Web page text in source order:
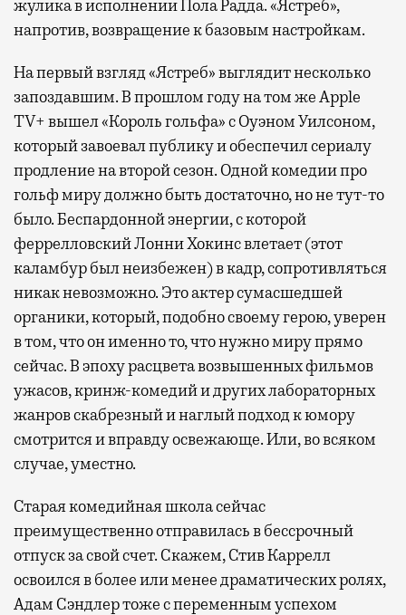
жулика в исполнении Пола Радда. «Ястреб»,
напротив, возвращение к базовым настройкам.
На первый взгляд «Ястреб» выглядит несколько
запоздавшим. В прошлом году на том же Apple
TV+ вышел «Король гольфа» с Оуэном Уилсоном,
который завоевал публику и обеспечил сериалу
продление на второй сезон. Одной комедии про
гольф миру должно быть достаточно, но не тут-то
было. Беспардонной энергии, с которой
феррелловский Лонни Хокинс влетает (этот
каламбур был неизбежен) в кадр, сопротивляться
никак невозможно. Это актер сумасшедшей
органики, который, подобно своему герою, уверен
в том, что он именно то, что нужно миру прямо
сейчас. В эпоху расцвета возвышенных фильмов
ужасов, кринж-комедий и других лабораторных
жанров скабрезный и наглый подход к юмору
смотрится и вправду освежающе. Или, во всяком
случае, уместно.
Старая комедийная школа сейчас
преимущественно отправилась в бессрочный
отпуск за свой счет. Скажем, Стив Каррелл
освоился в более или менее драматических ролях,
Адам Сэндлер тоже с переменным успехом